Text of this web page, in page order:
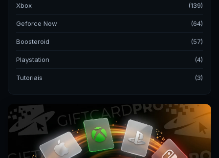
Xbox (139)
Geforce Now (64)
Boosteroid (57)
Playstation (4)
Tutoriais (3)